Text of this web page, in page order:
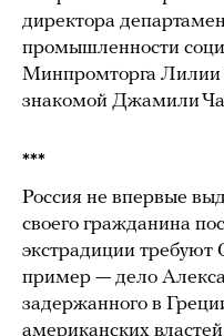
директора
промышленности
Минпромторга Лилии
знакомой Джамили
***
Россия не впервые
своего гражданина
экстрадиции
пример — дело
задержанного в
американских